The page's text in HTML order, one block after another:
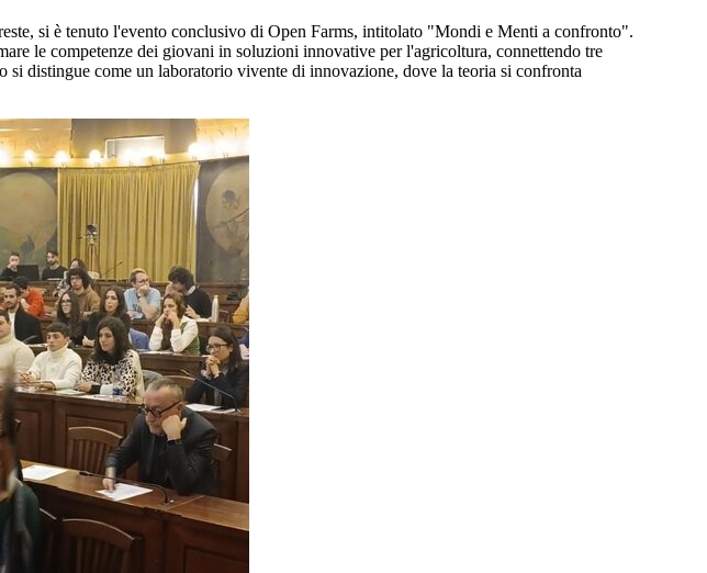
si è tenuto l'evento conclusivo di Open Farms, intitolato "Mondi e Menti a confronto".
le competenze dei giovani in soluzioni innovative per l'agricoltura, connettendo tre
distingue come un laboratorio vivente di innovazione, dove la teoria si confronta